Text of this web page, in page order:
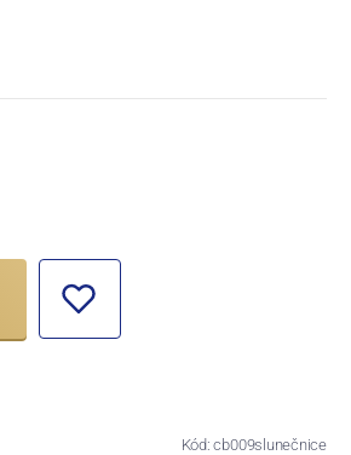
Kód: cb009slunečnice